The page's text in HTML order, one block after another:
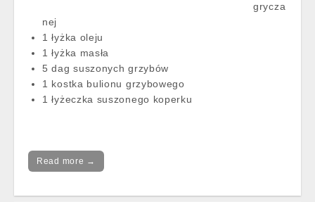
grycza
nej
1 łyżka oleju
1 łyżka masła
5 dag suszonych grzybów
1 kostka bulionu grzybowego
1 łyżeczka suszonego koperku
Read more →